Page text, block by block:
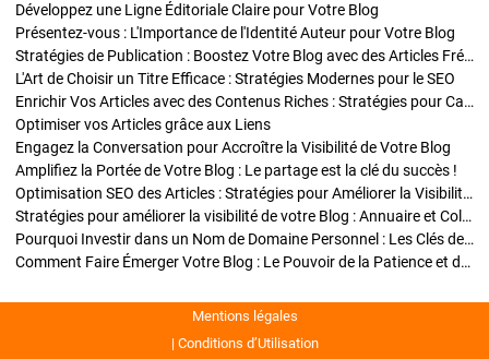
Développez une Ligne Éditoriale Claire pour Votre Blog
Présentez-vous : L'Importance de l'Identité Auteur pour Votre Blog
Stratégies de Publication : Boostez Votre Blog avec des Articles Fréquents et Exclusifs
L'Art de Choisir un Titre Efficace : Stratégies Modernes pour le SEO
Enrichir Vos Articles avec des Contenus Riches : Stratégies pour Captiver et Optimiser
Optimiser vos Articles grâce aux Liens
Engagez la Conversation pour Accroître la Visibilité de Votre Blog
Amplifiez la Portée de Votre Blog : Le partage est la clé du succès !
Optimisation SEO des Articles : Stratégies pour Améliorer la Visibilité de Votre Blog
Stratégies pour améliorer la visibilité de votre Blog : Annuaire et Collaborations
Pourquoi Investir dans un Nom de Domaine Personnel : Les Clés de la Réussite de Votre Blog
Comment Faire Émerger Votre Blog : Le Pouvoir de la Patience et de la Persévérance
Mentions légales
Conditions d’Utilisation